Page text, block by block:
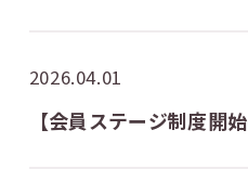
2026.04.01
【会員ステージ制度開